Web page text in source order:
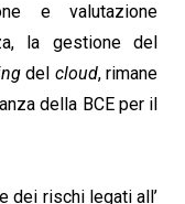
e valutazione
la gestione del
del cloud, rimane
della BCE per il
dei rischi legati all’